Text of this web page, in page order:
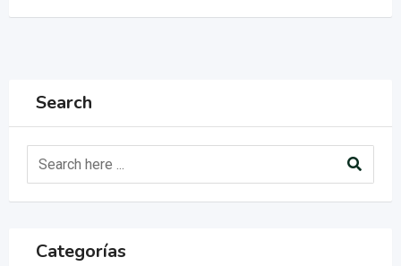
Search
Categorías